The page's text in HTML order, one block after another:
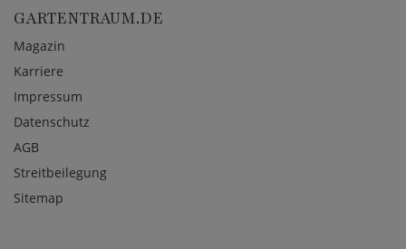
GARTENTRAUM.DE
Magazin
Karriere
Impressum
Datenschutz
AGB
Streitbeilegung
Sitemap